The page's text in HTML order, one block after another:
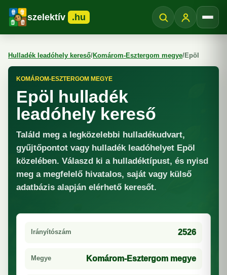
szelektív .hu
Hulladék leadóhely kereső/Komárom-Esztergom megye/Epöl
KOMÁROM-ESZTERGOM MEGYE
Epöl hulladék
leadóhely kereső
Találd meg a legközelebbi hulladékudvart,
gyűjtőpontot vagy hulladék leadóhelyet Epöl
közelében. Válaszd ki a hulladéktípust, és nyisd
meg a megfelelő hivatalos, saját vagy külső
adatbázis alapján elérhető keresőt.
Irányítószám 2526
Megye Komárom-Esztergom megye